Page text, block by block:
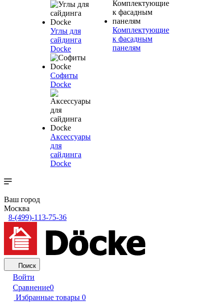
Углы для
сайдинга
Docke
Софиты
Docke
Аксессуары
для
сайдинга
Docke
Комплектующие
к фасадным
панелям
Ваш город
Москва
8-(499)-113-75-36
Поиск
Войти
Сравнение0
Избранные товары 0